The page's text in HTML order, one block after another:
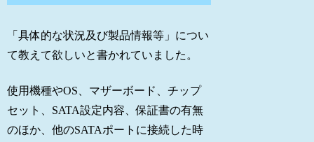
「具体的な状況及び製品情報等」につい
て教えて欲しいと書かれていました。
使用機種やOS、マザーボード、チップ
セット、SATA設定内容、保証書の有無
のほか、他のSATAポートに接続した時